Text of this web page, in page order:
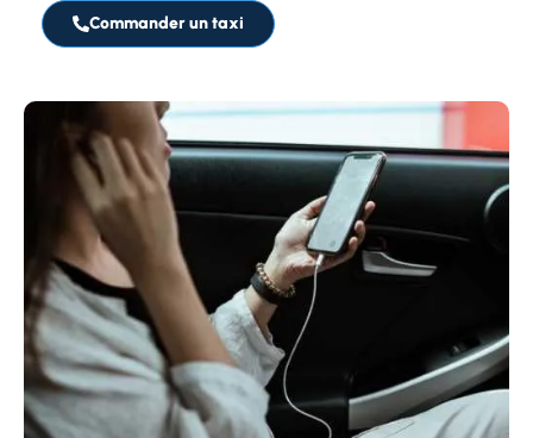
Commander un taxi